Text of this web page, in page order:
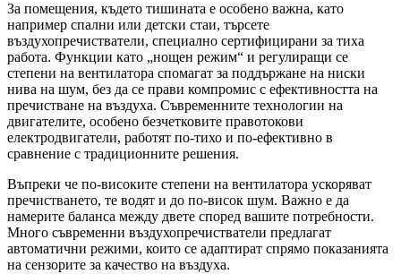
За помещения, където тишината е особено важна, като
например спални или детски стаи, търсете
въздухопречистватели, специално сертифицирани за тиха
работа. Функции като „нощен режим“ и регулиращи се
степени на вентилатора спомагат за поддържане на ниски
нива на шум, без да се прави компромис с ефективността на
пречистване на въздуха. Съвременните технологии на
двигателите, особено безчетковите правотокови
електродвигатели, работят по-тихо и по-ефективно в
сравнение с традиционните решения.
Въпреки че по-високите степени на вентилатора ускоряват
пречистването, те водят и до по-висок шум. Важно е да
намерите баланса между двете според вашите потребности.
Много съвременни въздухопречистватели предлагат
автоматични режими, които се адаптират спрямо показанията
на сензорите за качество на въздуха.